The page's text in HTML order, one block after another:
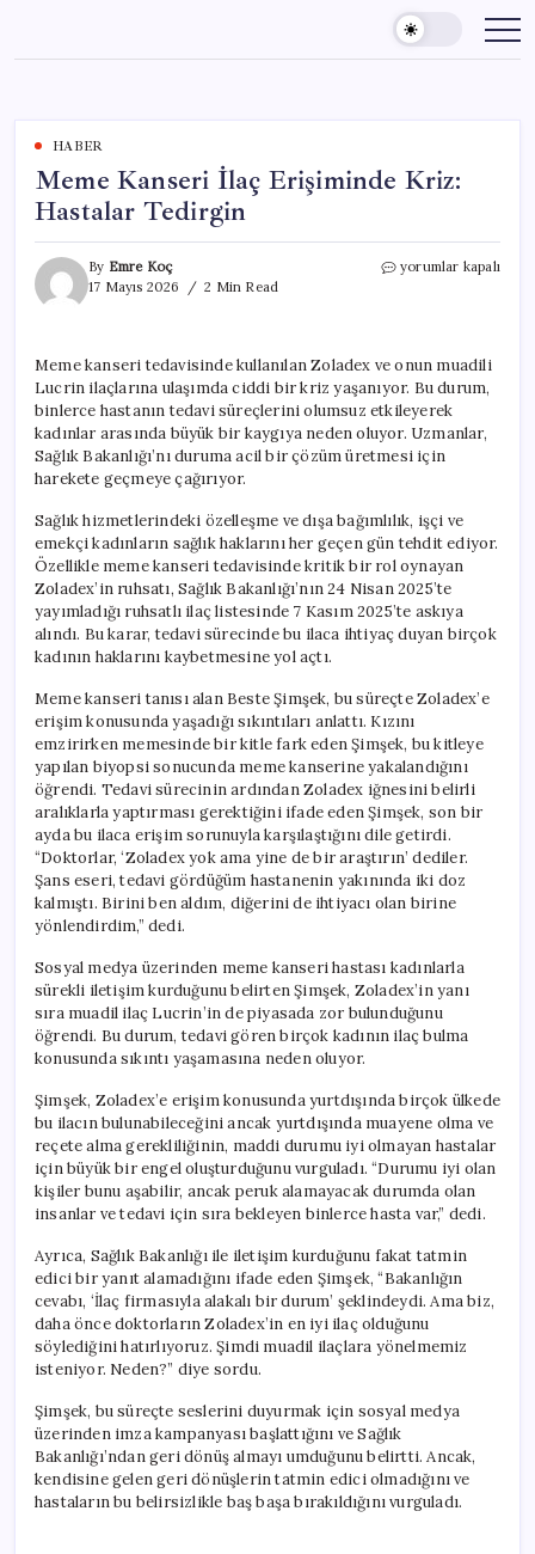
content
HABER
Meme Kanseri İlaç Erişiminde Kriz:
Hastalar Tedirgin
By Emre Koç
17 Mayıs 2026
2 Min Read
Meme
Hastalar
Tedirgin
için
yorumlar kapalı
Meme kanseri tedavisinde kullanılan Zoladex ve onun muadili
Lucrin ilaçlarına ulaşımda ciddi bir kriz yaşanıyor. Bu durum,
binlerce hastanın tedavi süreçlerini olumsuz etkileyerek
kadınlar arasında büyük bir kaygıya neden oluyor. Uzmanlar,
Sağlık Bakanlığı’nı duruma acil bir çözüm üretmesi için
harekete geçmeye çağırıyor.
Sağlık hizmetlerindeki özelleşme ve dışa bağımlılık, işçi ve
emekçi kadınların sağlık haklarını her geçen gün tehdit ediyor.
Özellikle meme kanseri tedavisinde kritik bir rol oynayan
Zoladex’in ruhsatı, Sağlık Bakanlığı’nın 24 Nisan 2025’te
yayımladığı ruhsatlı ilaç listesinde 7 Kasım 2025’te askıya
alındı. Bu karar, tedavi sürecinde bu ilaca ihtiyaç duyan birçok
kadının haklarını kaybetmesine yol açtı.
Meme kanseri tanısı alan Beste Şimşek, bu süreçte Zoladex’e
erişim konusunda yaşadığı sıkıntıları anlattı. Kızını
emzirirken memesinde bir kitle fark eden Şimşek, bu kitleye
yapılan biyopsi sonucunda meme kanserine yakalandığını
öğrendi. Tedavi sürecinin ardından Zoladex iğnesini belirli
aralıklarla yaptırması gerektiğini ifade eden Şimşek, son bir
ayda bu ilaca erişim sorunuyla karşılaştığını dile getirdi.
“Doktorlar, ‘Zoladex yok ama yine de bir araştırın’ dediler.
Şans eseri, tedavi gördüğüm hastanenin yakınında iki doz
kalmıştı. Birini ben aldım, diğerini de ihtiyacı olan birine
yönlendirdim,” dedi.
Sosyal medya üzerinden meme kanseri hastası kadınlarla
sürekli iletişim kurduğunu belirten Şimşek, Zoladex’in yanı
sıra muadil ilaç Lucrin’in de piyasada zor bulunduğunu
öğrendi. Bu durum, tedavi gören birçok kadının ilaç bulma
konusunda sıkıntı yaşamasına neden oluyor.
Şimşek, Zoladex’e erişim konusunda yurtdışında birçok ülkede
bu ilacın bulunabileceğini ancak yurtdışında muayene olma ve
reçete alma gerekliliğinin, maddi durumu iyi olmayan hastalar
için büyük bir engel oluşturduğunu vurguladı. “Durumu iyi olan
kişiler bunu aşabilir, ancak peruk alamayacak durumda olan
insanlar ve tedavi için sıra bekleyen binlerce hasta var,” dedi.
Ayrıca, Sağlık Bakanlığı ile iletişim kurduğunu fakat tatmin
edici bir yanıt alamadığını ifade eden Şimşek, “Bakanlığın
cevabı, ‘İlaç firmasıyla alakalı bir durum’ şeklindeydi. Ama biz,
daha önce doktorların Zoladex’in en iyi ilaç olduğunu
söylediğini hatırlıyoruz. Şimdi muadil ilaçlara yönelmemiz
isteniyor. Neden?” diye sordu.
Şimşek, bu süreçte seslerini duyurmak için sosyal medya
üzerinden imza kampanyası başlattığını ve Sağlık
Bakanlığı’ndan geri dönüş almayı umduğunu belirtti. Ancak,
kendisine gelen geri dönüşlerin tatmin edici olmadığını ve
hastaların bu belirsizlikle baş başa bırakıldığını vurguladı.